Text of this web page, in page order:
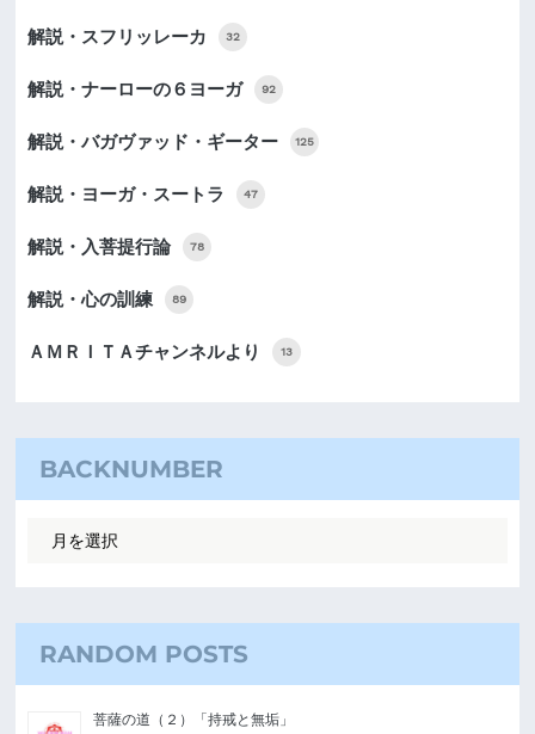
解説・スフリッレーカ 32
解説・ナーローの６ヨーガ 92
解説・バガヴァッド・ギーター 125
解説・ヨーガ・スートラ 47
解説・入菩提行論 78
解説・心の訓練 89
ＡＭＲＩＴＡチャンネルより 13
BACKNUMBER
RANDOM POSTS
菩薩の道（２）「持戒と無垢」